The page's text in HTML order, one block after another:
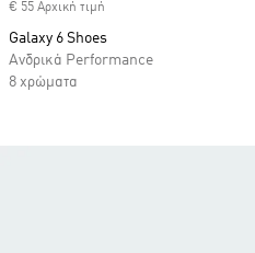
€ 55 Αρχική τιμή
Galaxy 6 Shoes
Ανδρικά Performance
8 χρώματα